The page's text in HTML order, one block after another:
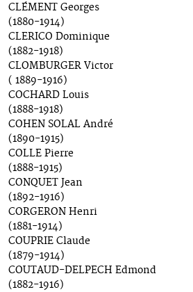
CLÉMENT Georges
(1880-1914)
CLERICO Dominique
(1882-1918)
CLOMBURGER Victor
( 1889-1916)
COCHARD Louis
(1888-1918)
COHEN SOLAL André
(1890-1915)
COLLE Pierre
(1888-1915)
CONQUET Jean
(1892-1916)
CORGERON Henri
(1881-1914)
COUPRIE Claude
(1879-1914)
COUTAUD-DELPECH Edmond
(1882-1916)